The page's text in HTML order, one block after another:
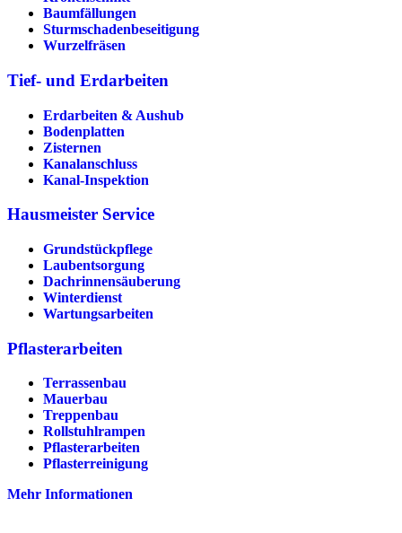
Baumfällungen
Sturmschadenbeseitigung
Wurzelfräsen
Tief- und Erdarbeiten
Erdarbeiten & Aushub
Bodenplatten
Zisternen
Kanalanschluss
Kanal-Inspektion
Hausmeister Service
Grundstückpflege
Laubentsorgung
Dachrinnen­säuberung
Winterdienst
Wartungsarbeiten
Pflasterarbeiten
Terrassenbau
Mauerbau
Treppenbau
Rollstuhlrampen
Pflasterarbeiten
Pflasterreinigung
Mehr Informationen